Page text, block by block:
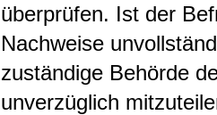
überprüfen. Ist der
Nachweise
zuständige Behörde
unverzüglich